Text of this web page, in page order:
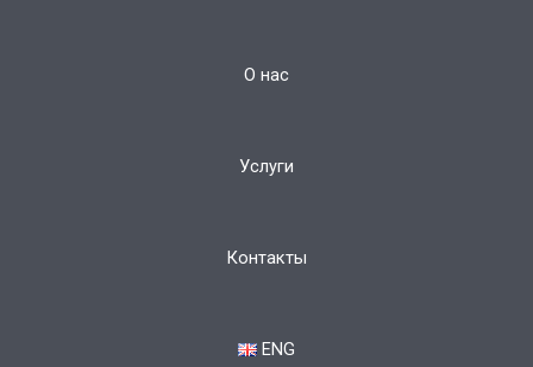
О нас
Услуги
Контакты
ENG